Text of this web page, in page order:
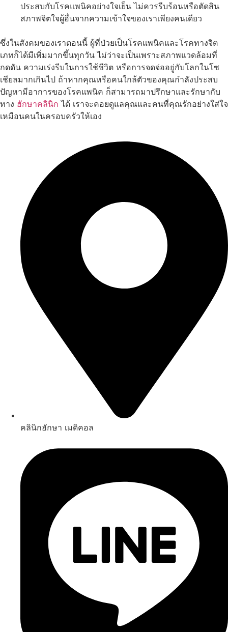
ประสบกับโรคแพนิคอย่างใจเย็น ไม่ควรรีบร้อนหรือตัดสิน
สภาพจิตใจผู้อื่นจากความเข้าใจของเราเพียงคนเดียว
ซึ่งในสังคมของเราตอนนี้ ผู้ที่ป่วยเป็นโรคแพนิคและโรคทางจิต
เภทก็ได้มีเพิ่มมากขึ้นทุกวัน ไม่ว่าจะเป็นเพราะสภาพแวดล้อมที่
กดดัน ความเร่งรีบในการใช้ชีวิต หรือการจดจ่ออยู่กับโลกในโซ
เชียลมากเกินไป ถ้าหากคุณหรือคนใกล้ตัวของคุณกำลังประสบ
ปัญหามีอาการของโรคแพนิค ก็สามารถมาปรึกษาและรักษากับ
ทาง ฮักษาคลินิก ได้ เราจะคอยดูแลคุณและคนที่คุณรักอย่างใส่ใจ
เหมือนคนในครอบครัวให้เอง
คลินิกฮักษา เมดิคอล